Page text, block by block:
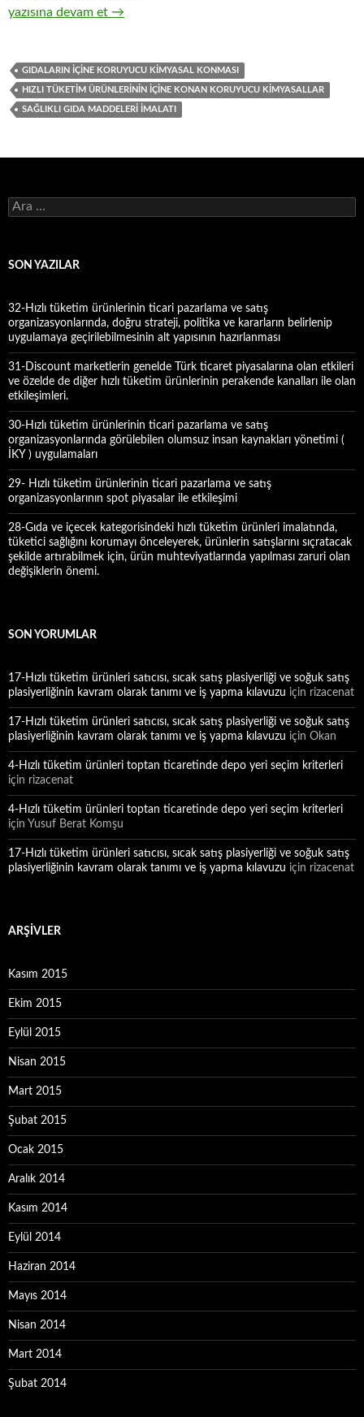
28-Gıda ve içecek kategorisindeki hızlı tüketim ürünleri
yazısına devam et →
GIDALARIN IÇINE KORUYUCU KIMYASAL KONMASI
HIZLI TÜKETIM ÜRÜNLERININ IÇINE KONAN KORUYUCU KIMYASALLAR
SAĞLIKLI GIDA MADDELERI IMALATI
A
r
a
SON YAZILAR
32-Hızlı tüketim ürünlerinin ticari pazarlama ve satış
organizasyonlarında, doğru strateji, politika ve kararların belirlenip
uygulamaya geçirilebilmesinin alt yapısının hazırlanması
31-Discount marketlerin genelde Türk ticaret piyasalarına olan etkileri
ve özelde de diğer hızlı tüketim ürünlerinin perakende kanalları ile olan
etkileşimleri.
30-Hızlı tüketim ürünlerinin ticari pazarlama ve satış
organizasyonlarında görülebilen olumsuz insan kaynakları yönetimi (
İKY ) uygulamaları
29- Hızlı tüketim ürünlerinin ticari pazarlama ve satış
organizasyonlarının spot piyasalar ile etkileşimi
28-Gıda ve içecek kategorisindeki hızlı tüketim ürünleri imalatında,
tüketici sağlığını korumayı önceleyerek, ürünlerin satışlarını sıçratacak
şekilde artırabilmek için, ürün muhteviyatlarında yapılması zaruri olan
değişiklerin önemi.
SON YORUMLAR
17-Hızlı tüketim ürünleri satıcısı, sıcak satış plasiyerliği ve soğuk satış
plasiyerliğinin kavram olarak tanımı ve iş yapma kılavuzu için rizacenat
17-Hızlı tüketim ürünleri satıcısı, sıcak satış plasiyerliği ve soğuk satış
plasiyerliğinin kavram olarak tanımı ve iş yapma kılavuzu için Okan
4-Hızlı tüketim ürünleri toptan ticaretinde depo yeri seçim kriterleri
için rizacenat
4-Hızlı tüketim ürünleri toptan ticaretinde depo yeri seçim kriterleri
için Yusuf Berat Komşu
17-Hızlı tüketim ürünleri satıcısı, sıcak satış plasiyerliği ve soğuk satış
plasiyerliğinin kavram olarak tanımı ve iş yapma kılavuzu için rizacenat
ARŞIVLER
Kasım 2015
Ekim 2015
Eylül 2015
Nisan 2015
Mart 2015
Şubat 2015
Ocak 2015
Aralık 2014
Kasım 2014
Eylül 2014
Haziran 2014
Mayıs 2014
Nisan 2014
Mart 2014
Şubat 2014